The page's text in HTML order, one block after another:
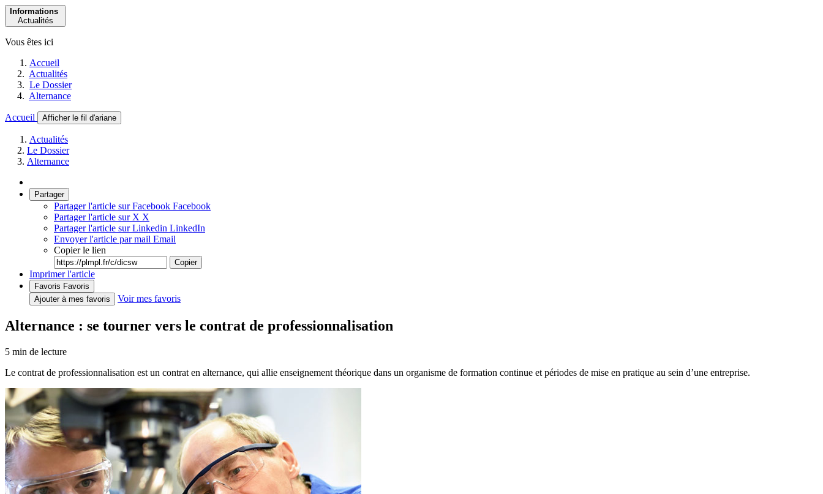
Informations
Actualités
Vous êtes ici
Accueil
Actualités
Le Dossier
Alternance
Accueil Afficher le fil d'ariane
Actualités
Le Dossier
Alternance
Partager
Partager l'article sur Facebook Facebook
Partager l'article sur X X
Partager l'article sur Linkedin LinkedIn
Envoyer l'article par mail Email
Copier le lien
Copier
Imprimer l'article
Favoris Favoris
Ajouter à mes favoris
Voir mes favoris
Alternance : se tourner vers le contrat de professionnalisation
5 min de lecture
Le contrat de professionnalisation est un contrat en alternance, qui allie enseignement théorique dans un organisme de formation continue et périodes de mise en pratique au sein d’une entreprise.